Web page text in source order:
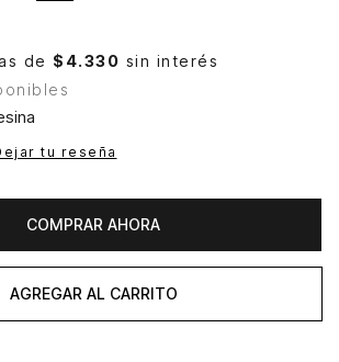
de $4.330 sin interés
tu reseña
COMPRAR AHORA
AGREGAR AL CARRITO